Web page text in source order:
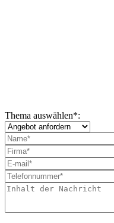
Thema auswählen*: